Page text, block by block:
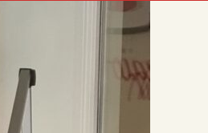
uur 1 van 2
Volgend uur